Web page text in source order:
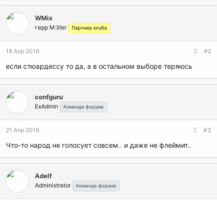
WMix
герр M:)ller Партнер клуба
18 Апр 2016 #2
если стюардессу то да, а в остальном выборе теряюсь
confguru
ExAdmin Команда форума
21 Апр 2016 #3
Что-то народ не голосует совсем.. и даже не флеймит..
Adelf
Administrator Команда форума